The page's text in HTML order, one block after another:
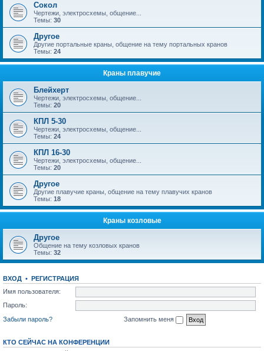
Сокол
Чертежи, электросхемы, общение...
Темы: 30
Другое
Другие портальные краны, общение на тему портальных кранов
Темы: 24
Краны плавучие
Блейхерт
Чертежи, электросхемы, общение...
Темы: 20
КПЛ 5-30
Чертежи, электросхемы, общение...
Темы: 24
КПЛ 16-30
Чертежи, электросхемы, общение...
Темы: 20
Другое
Другие плавучие краны, общение на тему плавучих кранов
Темы: 18
Краны козловые
Другое
Общение на тему козловых кранов
Темы: 32
ВХОД • РЕГИСТРАЦИЯ
Имя пользователя:
Пароль:
Забыли пароль?
Запомнить меня
КТО СЕЙЧАС НА КОНФЕРЕНЦИИ